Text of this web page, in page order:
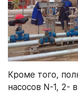
Кроме того,
насосов N-1, 2-